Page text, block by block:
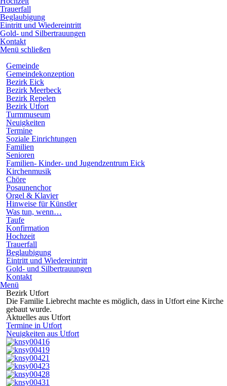
Trauerfall
Beglaubigung
Eintritt und Wiedereintritt
Gold- und Silbertrauungen
Kontakt
Menü schließen
Hauptnavigation
Gemeinde
Gemeindekonzeption
Bezirk Eick
Bezirk Meerbeck
Bezirk Repelen
Bezirk Utfort
Turmmuseum
Neuigkeiten
Termine
Soziale Einrichtungen
Familien
Senioren
Familien- Kinder- und Jugendzentrum Eick
Kirchenmusik
Chöre
Posaunenchor
Orgel & Klavier
Hinweise für Künstler
Was tun, wenn…
Taufe
Konfirmation
Hochzeit
Trauerfall
Beglaubigung
Eintritt und Wiedereintritt
Gold- und Silbertrauungen
Kontakt
Menü
Bezirk Utfort
Die Familie Liebrecht machte es möglich, dass in Utfort eine Kirche
gebaut wurde.
Aktuelles aus Utfort
Termine in Utfort
Neuigkeiten aus Utfort